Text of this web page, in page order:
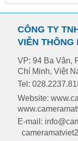
CÔNG TY
VIỄN THÔNG
VP: 94 Ba Vân,
Chí Minh, Việt
Tel:
Website:
E-mail: